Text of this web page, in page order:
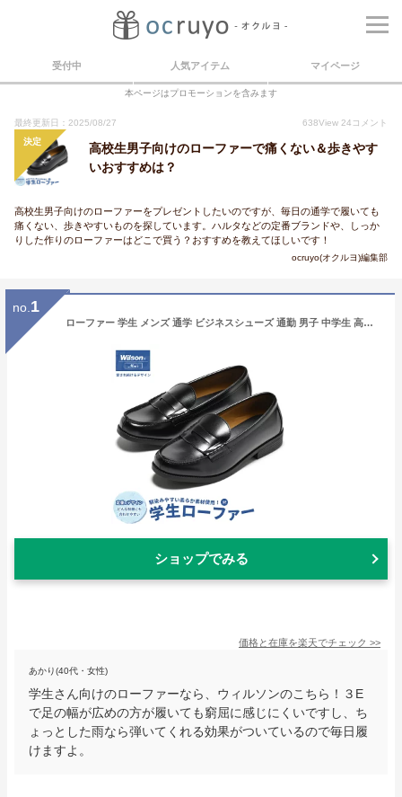
受付中 人気アイテム マイページ
本ページはプロモーションを含みます
最終更新日：2025/08/27 638View 24 コメント
決定
高校生男子向けのローファーで痛くない＆歩きやす
いおすすめは？
高校生男子向けのローファーをプレゼントしたいのですが、毎日の通学で履いても
痛くない、歩きやすいものを探しています。ハルタなどの定番ブランドや、しっか
りした作りのローファーはどこで買う？おすすめを教えてほしいです！
ocruyo(オクルヨ)編集部
no. 1
ローファー 学生 メンズ 通学 ビジネスシューズ 通勤 男子 中学生 高校生 wilson ウィルソン
ショップでみる
価格と在庫を楽天でチェック >>
あかり(40代・女性)
学生さん向けのローファーなら、ウィルソンのこちら！３E
で足の幅が広めの方が履いても窮屈に感じにくいですし、ち
ょっとした雨なら弾いてくれる効果がついているので毎日履
けますよ。